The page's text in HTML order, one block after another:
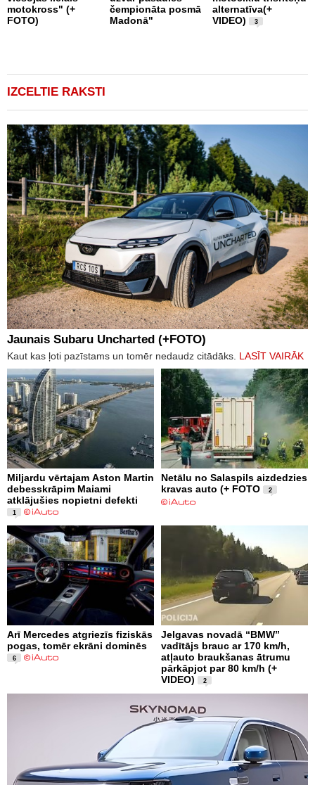
motokross" (+
FOTO)
čempionāta posmā
Madonā"
alternatīva(+
VIDEO)
3
IZCELTIE RAKSTI
Jaunais Subaru Uncharted (+FOTO)
Kaut kas ļoti pazīstams un tomēr nedaudz citādāks. LASĪT VAIRĀK
Miljardu vērtajam Aston Martin
debesskrāpim Maiami
atklājušies nopietni defekti
1
Netālu no Salaspils aizdedzies
kravas auto (+ FOTO
2
Arī Mercedes atgriezīs fiziskās
pogas, tomēr ekrāni dominēs
6
Jelgavas novadā “BMW”
vadītājs brauc ar 170 km/h,
atļauto braukšanas ātrumu
pārkāpjot par 80 km/h (+
VIDEO)
2